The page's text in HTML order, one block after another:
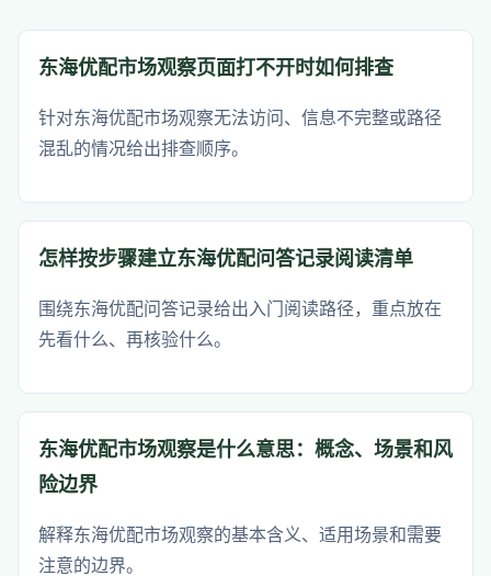
东海优配市场观察页面打不开时如何排查
针对东海优配市场观察无法访问、信息不完整或路径
混乱的情况给出排查顺序。
怎样按步骤建立东海优配问答记录阅读清单
围绕东海优配问答记录给出入门阅读路径，重点放在
先看什么、再核验什么。
东海优配市场观察是什么意思：概念、场景和风
险边界
解释东海优配市场观察的基本含义、适用场景和需要
注意的边界。